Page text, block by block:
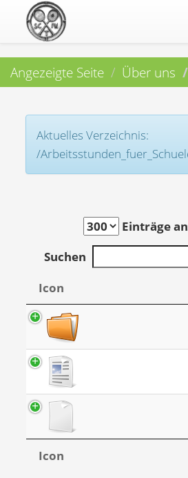
Angezeigte Seite Über uns
Aktuelles Verzeichnis:
/
Einträge
Suchen
Icon
Icon